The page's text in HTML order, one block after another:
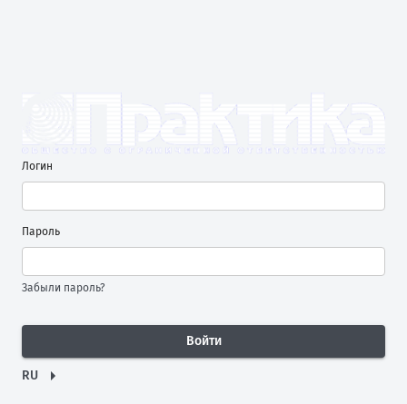
Логин
Пароль
Забыли пароль?
Войти
RU